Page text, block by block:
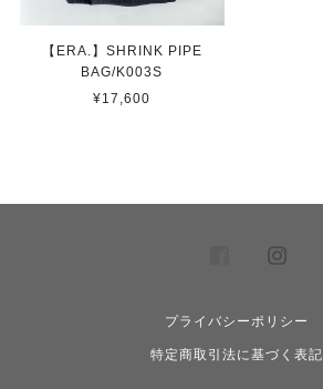
【ERA.】SHRINK PIPE
BAG/K003S
¥17,600
プライバシーポリシー
特定商取引法に基づく表記